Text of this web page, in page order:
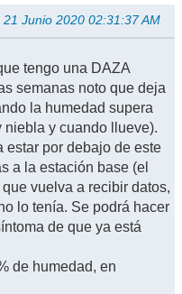
Junio 2020 02:31:37 AM
tengo una DAZA
semanas noto que deja
la humedad supera
niebla y cuando llueve).
estar por debajo de este
a la estación base (el
vuelva a recibir datos,
lo tenía. Se podrá hacer
de que ya está
de humedad, en